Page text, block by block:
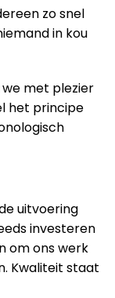
zo snel
in kou
met plezier
het principe
uitvoering
investeren
om ons werk
Kwaliteit staat